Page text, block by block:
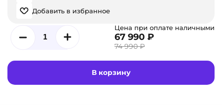
Добавить в избранное
Цена при оплате наличными
67 990 ₽
74 990 ₽
В корзину